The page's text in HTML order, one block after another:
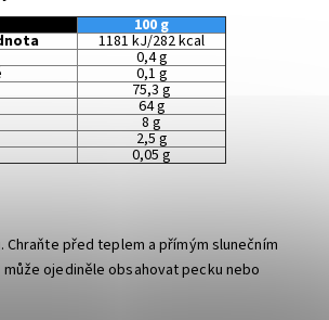
100 g
1181 kJ/282 kcal
0,4 g
0,1 g
75,3 g
64 g
8 g
2,5 g
0,05 g
Chraňte před teplem a přímým slunečním
může ojediněle obsahovat pecku nebo